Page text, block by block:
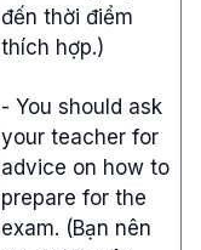
đến thời điểm
thích hợp.)
- You should ask
your teacher for
advice on how to
prepare for the
exam. (Bạn nên